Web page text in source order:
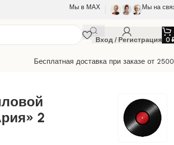
Мы в МАХ Мы на
Вход / Регистрация 0
Бесплатная доставка при заказе от
2